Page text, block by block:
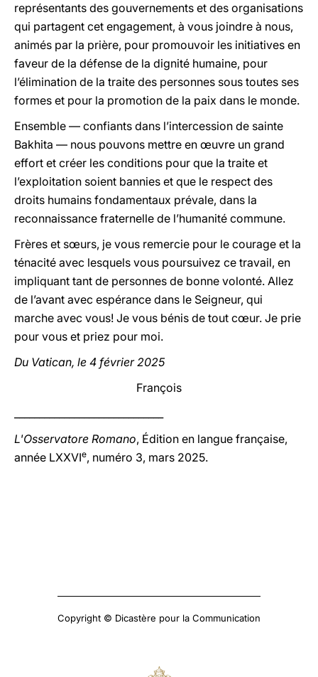
représentants des gouvernements et des organisations
qui partagent cet engagement, à vous joindre à nous,
animés par la prière, pour promouvoir les initiatives en
faveur de la défense de la dignité humaine, pour
l’élimination de la traite des personnes sous toutes ses
formes et pour la promotion de la paix dans le monde.
Ensemble — confiants dans l’intercession de sainte
Bakhita — nous pouvons mettre en œuvre un grand
effort et créer les conditions pour que la traite et
l’exploitation soient bannies et que le respect des
droits humains fondamentaux prévale, dans la
reconnaissance fraternelle de l’humanité commune.
Frères et sœurs, je vous remercie pour le courage et la
ténacité avec lesquels vous poursuivez ce travail, en
impliquant tant de personnes de bonne volonté. Allez
de l’avant avec espérance dans le Seigneur, qui
marche avec vous! Je vous bénis de tout cœur. Je prie
pour vous et priez pour moi.
Du Vatican, le 4 février 2025
François
L'Osservatore Romano, Édition en langue française,
année LXXVIe, numéro 3, mars 2025.
Copyright © Dicastère pour la Communication